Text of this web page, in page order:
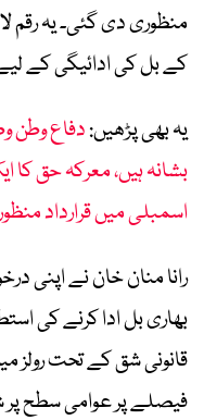
منظوری دی گئی۔ یہ رقم
کے بل کی ادائیگی کے
یہ بھی پڑھیں:دفاع وطن
بشانہ ہیں، معرکہ حق
اسمبلی میں قرارداد
رانا منان خان نے اپنی
بھاری بل ادا کرنے کی
قانونی شق کے تحت رولز
فیصلے پر عوامی سطح پر